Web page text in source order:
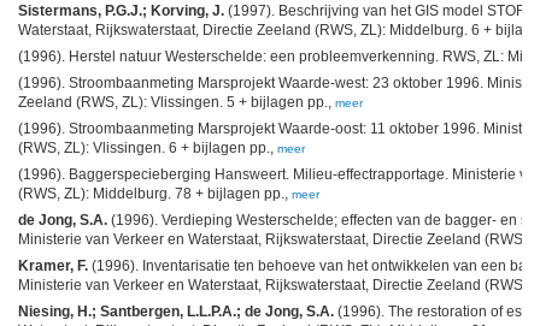
Sistermans, P.G.J.; Korving, J. (1997). Beschrijving van het GIS model
Waterstaat, Rijkswaterstaat, Directie Zeeland (RWS, ZL): Middelburg. 6 +
(1996). Herstel natuur Westerschelde: een probleemverkenning. RWS, ZL:
(1996). Stroombaanmeting Marsprojekt Waarde-west: 23 oktober 1996.
Zeeland (RWS, ZL): Vlissingen. 5 + bijlagen pp.,
meer
(1996). Stroombaanmeting Marsprojekt Waarde-oost: 11 oktober 1996.
(RWS, ZL): Vlissingen. 6 + bijlagen pp.,
meer
(1996). Baggerspecieberging Hansweert. Milieu-effectrapportage. Ministerie
(RWS, ZL): Middelburg. 78 + bijlagen pp.,
meer
de Jong, S.A. (1996). Verdieping Westerschelde; effecten van de bagger- en
Ministerie van Verkeer en Waterstaat, Rijkswaterstaat, Directie Zeeland (RWS,
Kramer, F. (1996). Inventarisatie ten behoeve van het ontwikkelen van een
Ministerie van Verkeer en Waterstaat, Rijkswaterstaat, Directie Zeeland (RWS,
Niesing, H.; Santbergen, L.L.P.A.; de Jong, S.A. (1996). The restoration of